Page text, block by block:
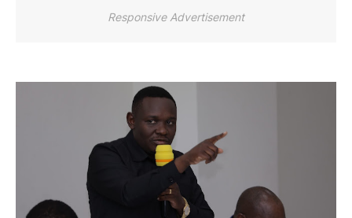
Responsive Advertisement